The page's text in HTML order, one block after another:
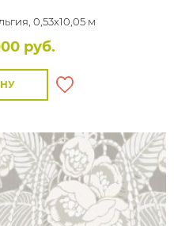
0,53x10,05 м
руб.